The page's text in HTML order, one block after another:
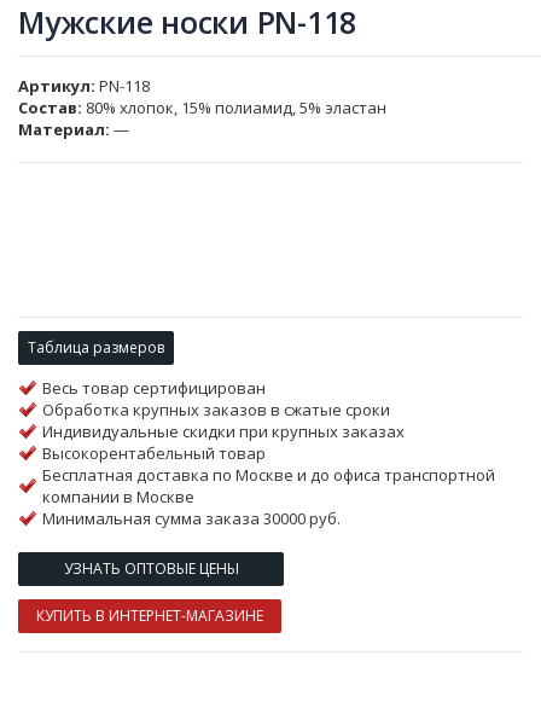
Мужские носки PN-118
Артикул PN-118
Состав: 80% хлопок, 15% полиамид, 5% эластан
Материал: —
Таблица размеров
Весь товар сертифицирован
Обработка крупных заказов в сжатые сроки
Индивидуальные скидки при крупных заказах
Высокорентабельный товар
Бесплатная доставка по Москве и до офиса транспортной
компании в Москве
Минимальная сумма заказа 30000 руб.
УЗНАТЬ ОПТОВЫЕ ЦЕНЫ
КУПИТЬ В ИНТЕРНЕТ-МАГАЗИНЕ